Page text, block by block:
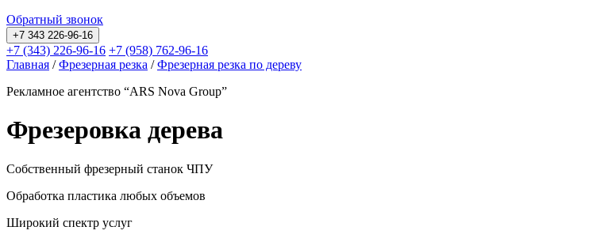
Обратный звонок
+7 343 226-96-16
+7 (343) 226-96-16 +7 (958) 762-96-16
Главная /Фрезерная резка /Фрезерная резка по дереву
Рекламное агентство “ARS Nova Group”
Фрезеровка дерева
Собственный фрезерный станок ЧПУ
Обработка пластика любых объемов
Широкий спектр услуг